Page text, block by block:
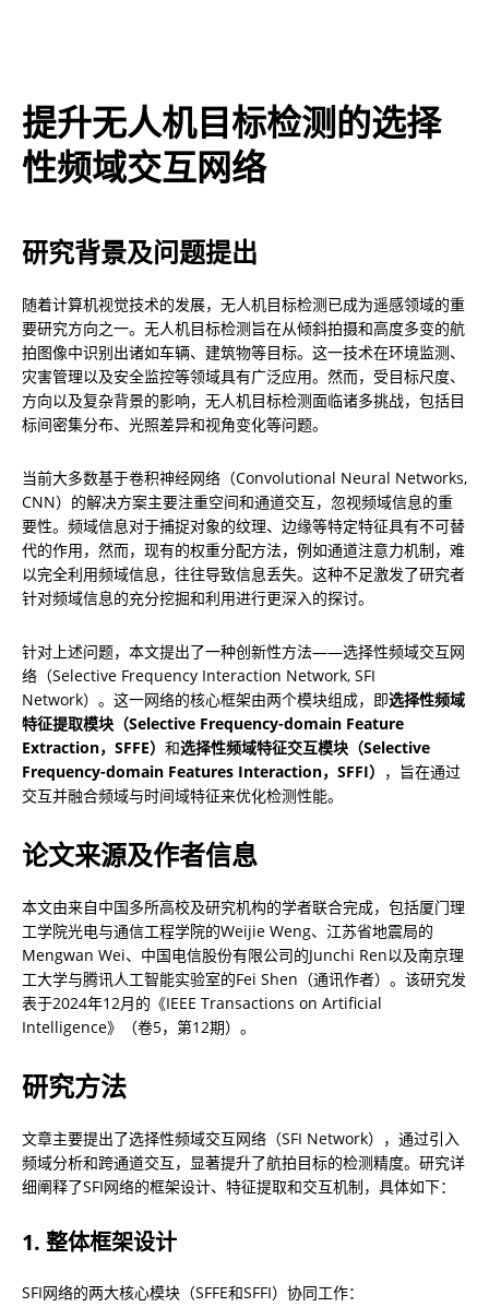
提升无人机目标检测的选择
性频域交互网络
研究背景及问题提出
随着计算机视觉技术的发展，无人机目标检测已成为遥感领域的重
要研究方向之一。无人机目标检测旨在从倾斜拍摄和高度多变的航
拍图像中识别出诸如车辆、建筑物等目标。这一技术在环境监测、
灾害管理以及安全监控等领域具有广泛应用。然而，受目标尺度、
方向以及复杂背景的影响，无人机目标检测面临诸多挑战，包括目
标间密集分布、光照差异和视角变化等问题。
当前大多数基于卷积神经网络（Convolutional Neural Networks,
CNN）的解决方案主要注重空间和通道交互，忽视频域信息的重
要性。频域信息对于捕捉对象的纹理、边缘等特定特征具有不可替
代的作用，然而，现有的权重分配方法，例如通道注意力机制，难
以完全利用频域信息，往往导致信息丢失。这种不足激发了研究者
针对频域信息的充分挖掘和利用进行更深入的探讨。
针对上述问题，本文提出了一种创新性方法——选择性频域交互网
络（Selective Frequency Interaction Network, SFI
Network）。这一网络的核心框架由两个模块组成，即选择性频域
特征提取模块（Selective Frequency-domain Feature
Extraction，SFFE） 和选择性频域特征交互模块（Selective
Frequency-domain Features Interaction，SFFI） ，旨在通过
交互并融合频域与时间域特征来优化检测性能。
论文来源及作者信息
本文由来自中国多所高校及研究机构的学者联合完成，包括厦门理
工学院光电与通信工程学院的Weijie Weng、江苏省地震局的
Mengwan Wei、中国电信股份有限公司的Junchi Ren以及南京理
工大学与腾讯人工智能实验室的Fei Shen（通讯作者）。该研究发
表于2024年12月的《IEEE Transactions on Artificial
Intelligence》（卷5，第12期）。
研究方法
文章主要提出了选择性频域交互网络（SFI Network），通过引入
频域分析和跨通道交互，显著提升了航拍目标的检测精度。研究详
细阐释了SFI网络的框架设计、特征提取和交互机制，具体如下：
1. 整体框架设计
SFI网络的两大核心模块（SFFE和SFFI）协同工作：